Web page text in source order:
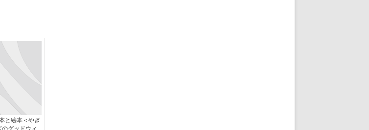
と絵本＜やぎ
グッドウィ